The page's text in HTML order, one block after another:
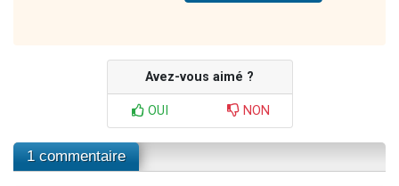
Avez-vous aimé ?
OUI NON
1 commentaire